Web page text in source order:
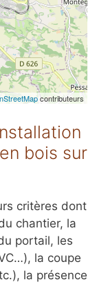
contributeurs
bois sur
critères dont
chantier, la
portail, les
la coupe
la présence